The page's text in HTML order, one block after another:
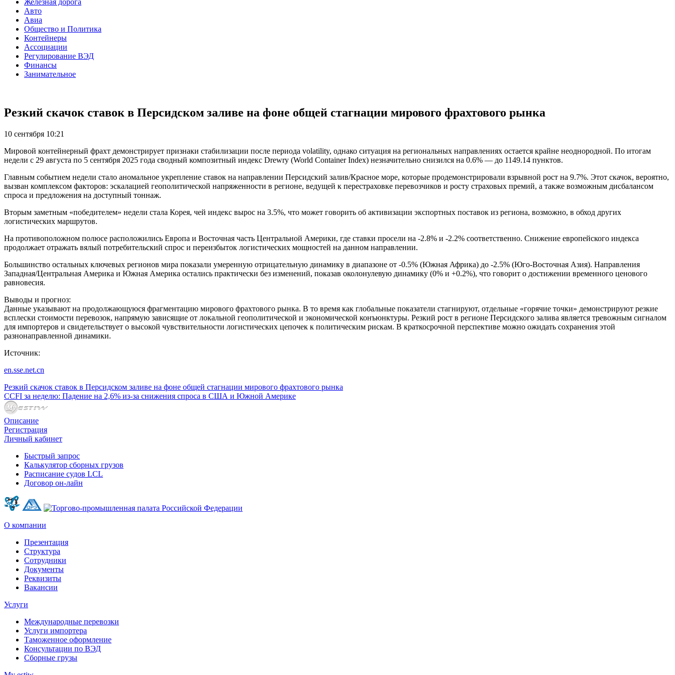
Авто
Авиа
Общество и Политика
Контейнеры
Ассоциации
Регулирование ВЭД
Финансы
Занимательное
Резкий скачок ставок в Персидском заливе на фоне общей стагнации мирового фрахтового рынка
10 сентября 10:21
Мировой контейнерный фрахт демонстрирует признаки стабилизации после периода volatility, однако ситуация на региональных направлениях остается крайне неоднородной. По итогам
недели с 29 августа по 5 сентября 2025 года сводный композитный индекс Drewry (World Container Index) незначительно снизился на 0.6% — до 1149.14 пунктов.
Главным событием недели стало аномальное укрепление ставок на направлении Персидский залив/Красное море, которые продемонстрировали взрывной рост на 9.7%. Этот скачок, вероятно,
вызван комплексом факторов: эскалацией геополитической напряженности в регионе, ведущей к перестраховке перевозчиков и росту страховых премий, а также возможным дисбалансом
спроса и предложения на доступный тоннаж.
Вторым заметным «победителем» недели стала Корея, чей индекс вырос на 3.5%, что может говорить об активизации экспортных поставок из региона, возможно, в обход других
логистических маршрутов.
На противоположном полюсе расположились Европа и Восточная часть Центральной Америки, где ставки просели на -2.8% и -2.2% соответственно. Снижение европейского индекса
продолжает отражать вялый потребительский спрос и переизбыток логистических мощностей на данном направлении.
Большинство остальных ключевых регионов мира показали умеренную отрицательную динамику в диапазоне от -0.5% (Южная Африка) до -2.5% (Юго-Восточная Азия). Направления
Западная/Центральная Америка и Южная Америка остались практически без изменений, показав околонулевую динамику (0% и +0.2%), что говорит о достижении временного ценового
равновесия.
Выводы и прогноз:
Данные указывают на продолжающуюся фрагментацию мирового фрахтового рынка. В то время как глобальные показатели стагнируют, отдельные «горячие точки» демонстрируют резкие
всплески стоимости перевозок, напрямую зависящие от локальной геополитической и экономической конъюнктуры. Резкий рост в регионе Персидского залива является тревожным сигналом
для импортеров и свидетельствует о высокой чувствительности логистических цепочек к политическим рискам. В краткосрочной перспективе можно ожидать сохранения этой
разнонаправленной динамики.
Источник:
en.sse.net.cn
Резкий скачок ставок в Персидском заливе на фоне общей стагнации мирового фрахтового рынка
CCFI за неделю: Падение на 2,6% из-за снижения спроса в США и Южной Америке
Описание
Регистрация
Личный кабинет
Быстрый запрос
Калькулятор сборных грузов
Расписание судов LCL
Договор он-лайн
О компании
Презентация
Структура
Сотрудники
Документы
Реквизиты
Вакансии
Услуги
Международные перевозки
Услуги импортера
Таможенное оформление
Консультации по ВЭД
Сборные грузы